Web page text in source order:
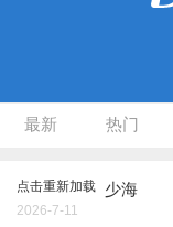
最新 热门
点击重新加载 少海
2026-7-11